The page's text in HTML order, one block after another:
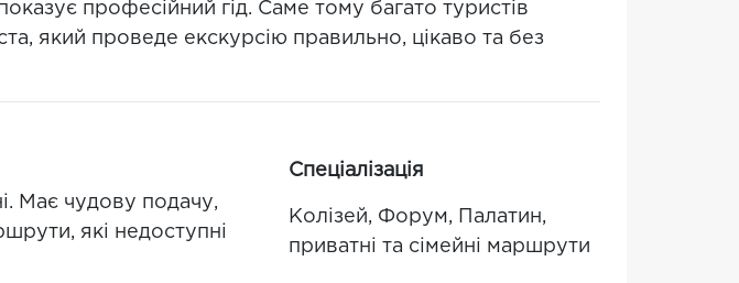
професійний гід. Саме тому багато туристів
який проведе екскурсію правильно, цікаво та без
Спеціалізація
Має чудову подачу,
які недоступні
Колізей, Форум, Палатин,
приватні та сімейні маршрути